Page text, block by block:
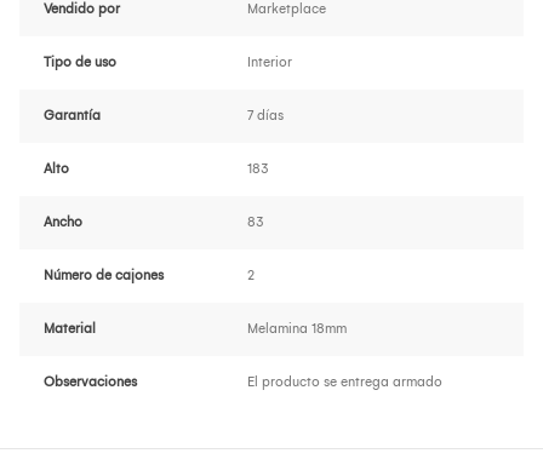
Vendido por Marketplace
Tipo de uso Interior
Garantía 7 días
Alto 183
Ancho 83
Número de cajones 2
Material Melamina 18mm
Observaciones El producto se entrega armado